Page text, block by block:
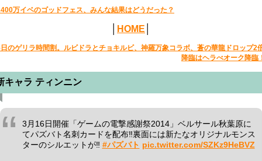
万イベのゴッドフェス、みんな結果はどうだった？
HOME
のゲリラ時間割。ルビドラとチョキルビ、神羅万象コラボ、蒼の華龍ドロップ2倍
降臨はヘラべオーク降臨！
キャラ ティンニン
3月16日開催「ゲームの電撃感謝祭2014」ベルサール秋葉原に
てパズバト名刺カードを配布‼︎裏面には新たなオリジナルモンス
ターのシルエットが‼︎ #パズバト pic.twitter.com/SZKz9HeBVZ